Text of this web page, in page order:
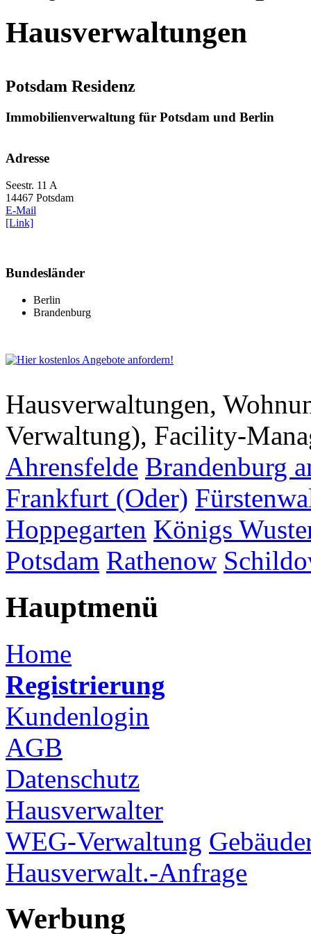
Hausverwaltungen
Potsdam Residenz
Immobilienverwaltung für Potsdam und Berlin
Adresse
Seestr. 11 A
14467 Potsdam
E-Mail
[Link]
Bundesländer
Berlin
Brandenburg
Hausverwaltungen,
Verwaltung), Facility-
Ahrensfelde Brandenburg
Frankfurt (Oder)
Hoppegarten Königs
Potsdam Rathenow
Hauptmenü
Home
Registrierung
Kundenlogin
AGB
Datenschutz
Hausverwalter
WEG-Verwaltung
Hausverwalt.-Anfrage
Werbung